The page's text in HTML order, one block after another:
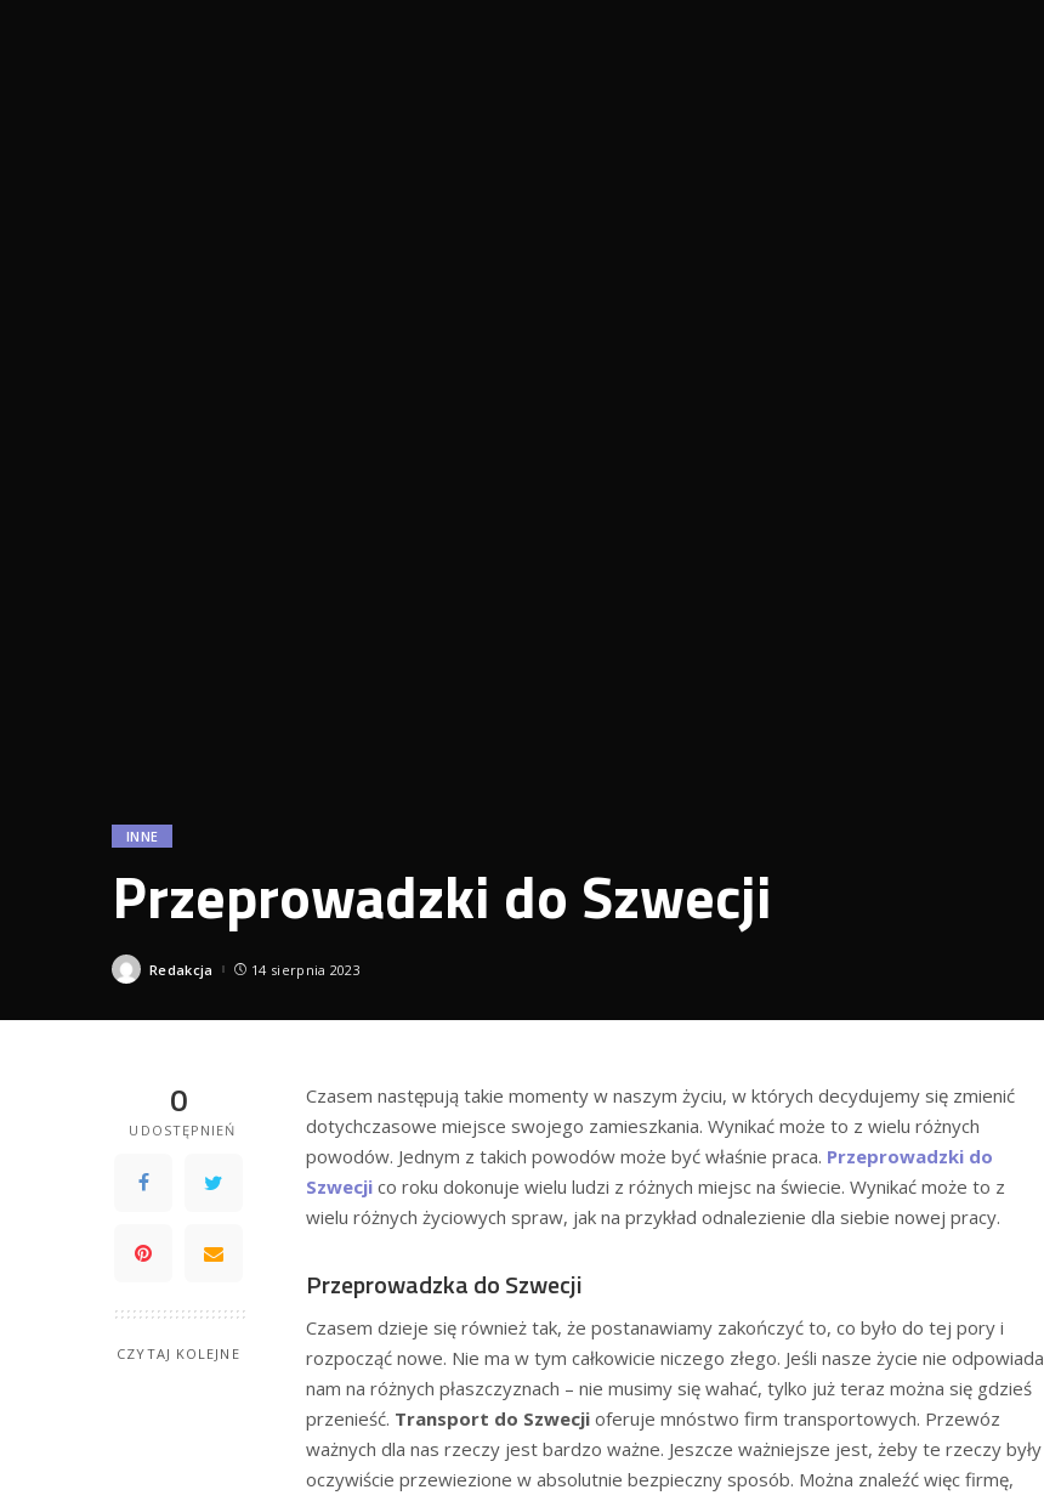
INNE
Przeprowadzki do Szwecji
Posted
Redakcja 14 sierpnia 2023
0
UDOSTĘPNIEŃ
CZYTAJ KOLEJNE
Czasem następują takie momenty w naszym życiu, w których decydujemy się zmienić
dotychczasowe miejsce swojego zamieszkania. Wynikać może to z wielu różnych
powodów. Jednym z takich powodów może być właśnie praca. Przeprowadzki do
Szwecji co roku dokonuje wielu ludzi z różnych miejsc na świecie. Wynikać może to z
wielu różnych życiowych spraw, jak na przykład odnalezienie dla siebie nowej pracy.
Przeprowadzka do Szwecji
Czasem dzieje się również tak, że postanawiamy zakończyć to, co było do tej pory i
rozpocząć nowe. Nie ma w tym całkowicie niczego złego. Jeśli nasze życie nie odpowiada
nam na różnych płaszczyznach – nie musimy się wahać, tylko już teraz można się gdzieś
przenieść. Transport do Szwecji oferuje mnóstwo firm transportowych. Przewóz
ważnych dla nas rzeczy jest bardzo ważne. Jeszcze ważniejsze jest, żeby te rzeczy były
oczywiście przewiezione w absolutnie bezpieczny sposób. Można znaleźć więc firmę,